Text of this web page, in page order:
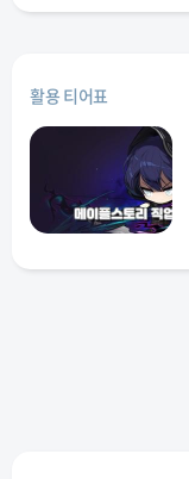
활용 티어표